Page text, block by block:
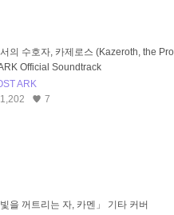
의 수호자, 카제로스 (Kazeroth, the
Official Soundtrack
ARK
1,202
7
빛을 꺼트리는 자, 카멘」 기타 커버